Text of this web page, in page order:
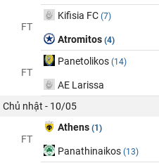
FT
Kifisia FC (7)
Atromitos (4)
FT
Panetolikos (14)
AE Larissa
Chủ nhật - 10/05
FT
Athens (1)
Panathinaikos (13)